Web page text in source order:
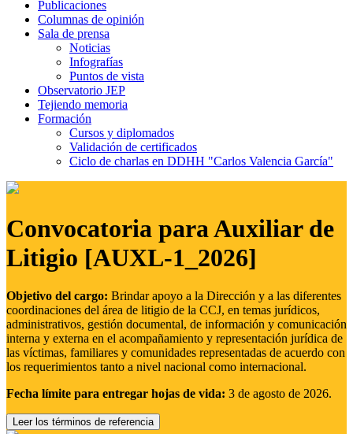
Publicaciones
Columnas de opinión
Sala de prensa
Noticias
Infografías
Puntos de vista
Observatorio JEP
Tejiendo memoria
Formación
Cursos y diplomados
Validación de certificados
Ciclo de charlas en DDHH "Carlos Valencia García"
Convocatoria para Auxiliar de
Litigio [AUXL-1_2026]
Objetivo del cargo: Brindar apoyo a la Dirección y a las diferentes
coordinaciones del área de litigio de la CCJ, en temas jurídicos,
administrativos, gestión documental, de información y comunicación
interna y externa en el acompañamiento y representación jurídica de
las víctimas, familiares y comunidades representadas de acuerdo con
los requerimientos tanto a nivel nacional como internacional.
Fecha límite para entregar hojas de vida: 3 de agosto de 2026.
Leer los términos de referencia